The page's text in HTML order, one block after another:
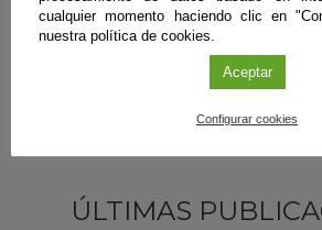
ÚLTIMAS
cualquier momento haciendo clic en
nuestra política de cookies.
Aceptar
Configurar cookies